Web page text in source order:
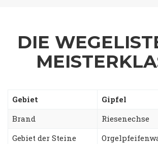
DIE
Gebiet
Gipfel
Brand
Riesenechse
Gebiet der Steine